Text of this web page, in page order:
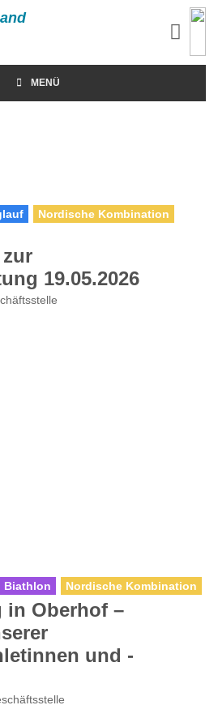
MENÜ
Nordische Kombination
19.05.2026
Biathlon Nordische Kombination
in Oberhof –
und -